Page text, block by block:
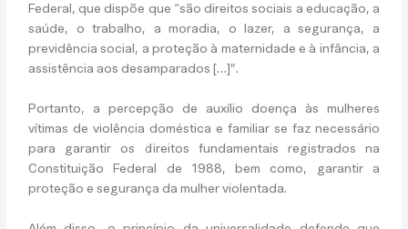
Federal, que dispõe que “são direitos sociais a educação, a
saúde, o trabalho, a moradia, o lazer, a segurança, a
previdência social, a proteção à maternidade e à infância, a
assistência aos desamparados […]”.
Portanto, a percepção de auxílio doença às mulheres
vítimas de violência doméstica e familiar se faz necessário
para garantir os direitos fundamentais registrados na
Constituição Federal de 1988, bem como, garantir a
proteção e segurança da mulher violentada.